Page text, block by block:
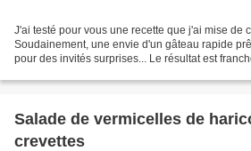
J'ai testé pour vous une recette que j'ai mise de
Soudainement, une envie d'un gâteau rapide
pour des invités surprises... Le résultat est
Salade de vermicelles de
crevettes